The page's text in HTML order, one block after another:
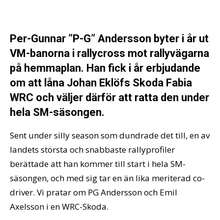
Per-Gunnar ”P-G” Andersson byter i år ut
VM-banorna i rallycross mot rallyvägarna
på hemmaplan. Han fick i år erbjudande
om att låna Johan Eklöfs Skoda Fabia
WRC och väljer därför att ratta den under
hela SM-säsongen.
Sent under silly season som dundrade det till, en av
landets största och snabbaste rallyprofiler
berättade att han kommer till start i hela SM-
säsongen, och med sig tar en än lika meriterad co-
driver. Vi pratar om PG Andersson och Emil
Axelsson i en WRC-Skoda.